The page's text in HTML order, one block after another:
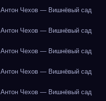
Антон Чехов — Вишнёвый сад
Антон Чехов — Вишнёвый сад
Антон Чехов — Вишнёвый сад
Антон Чехов — Вишнёвый сад
Антон Чехов — Вишнёвый сад